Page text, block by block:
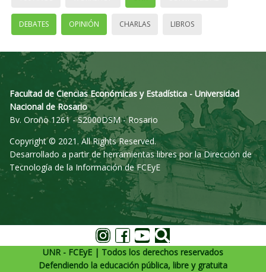
DEBATES OPINIÓN CHARLAS LIBROS
Facultad de Ciencias Económicas y Estadística - Universidad
Nacional de Rosario
Bv. Oroño 1261 - S2000DSM - Rosario
Copyright © 2021. All Rights Reserved.
Desarrollado a partir de herramientas libres por la Dirección de
Tecnología de la Información de FCEyE
UNR - FCEyE | Todos los derechos reservados
Defendiendo la educación pública, libre y gratuita